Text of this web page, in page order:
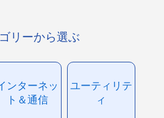
リーから選ぶ
ンターネッ
ト＆通信
ユーティリテ
ィ